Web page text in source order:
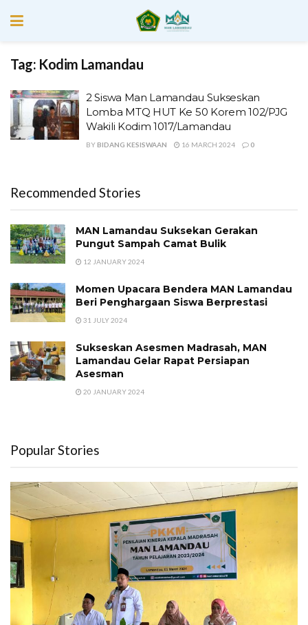
Tag: Kodim Lamandau
2 Siswa Man Lamandau Sukseskan
Lomba MTQ HUT Ke 50 Korem 102/PJG
Wakili Kodim 1017/Lamandau
BY BIDANG KESISWAAN 16 MARCH 2024 0
Recommended Stories
MAN Lamandau Suksekan Gerakan
Pungut Sampah Camat Bulik
12 JANUARY 2024
Momen Upacara Bendera MAN Lamandau
Beri Penghargaan Siswa Berprestasi
31 JULY 2024
Sukseskan Asesmen Madrasah, MAN
Lamandau Gelar Rapat Persiapan
Asesman
20 JANUARY 2024
Popular Stories